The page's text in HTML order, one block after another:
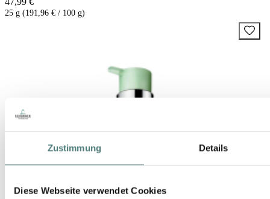
Zustimmung Details
Diese Webseite verwendet Cookies
25 g (191,96 € / 100 g)